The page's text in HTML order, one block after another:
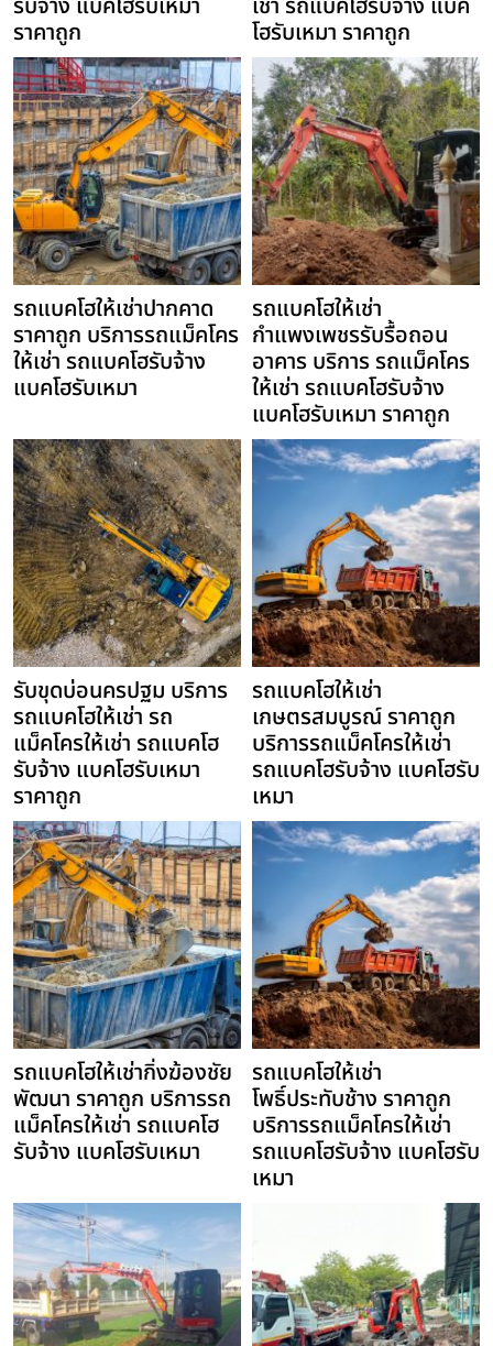
รับจ้าง แบคโฮรับเหมา
ราคาถูก
เช่า รถแบคโฮรับจ้าง แบค
โฮรับเหมา ราคาถูก
รถแบคโฮให้เช่าปากคาด
ราคาถูก บริการรถแม็คโคร
ให้เช่า รถแบคโฮรับจ้าง
แบคโฮรับเหมา
รถแบคโฮให้เช่า
กำแพงเพชรรับรื้อถอน
อาคาร บริการ รถแม็คโคร
ให้เช่า รถแบคโฮรับจ้าง
แบคโฮรับเหมา ราคาถูก
รับขุดบ่อนครปฐม บริการ
รถแบคโฮให้เช่า รถ
แม็คโครให้เช่า รถแบคโฮ
รับจ้าง แบคโฮรับเหมา
ราคาถูก
รถแบคโฮให้เช่า
เกษตรสมบูรณ์ ราคาถูก
บริการรถแม็คโครให้เช่า
รถแบคโฮรับจ้าง แบคโฮรับ
เหมา
รถแบคโฮให้เช่ากิ่งฆ้องชัย
พัฒนา ราคาถูก บริการรถ
แม็คโครให้เช่า รถแบคโฮ
รับจ้าง แบคโฮรับเหมา
รถแบคโฮให้เช่า
โพธิ์ประทับช้าง ราคาถูก
บริการรถแม็คโครให้เช่า
รถแบคโฮรับจ้าง แบคโฮรับ
เหมา